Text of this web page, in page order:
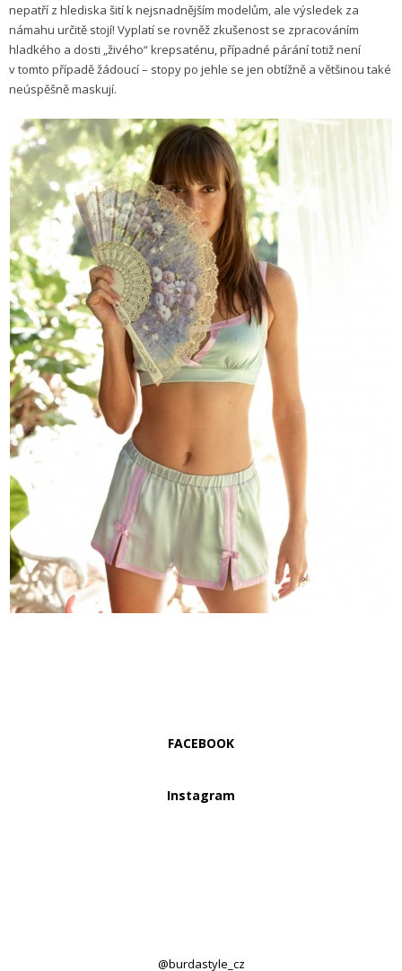
nepatří z hlediska šití k nejsnadnějším modelům, ale výsledek za
námahu určitě stojí! Vyplatí se rovněž zkušenost se zpracováním
hladkého a dosti „živého“ krepsaténu, případné párání totiž není
v tomto případě žádoucí – stopy po jehle se jen obtížně a většinou také
neúspěšně maskují.
FACEBOOK
Instagram
@burdastyle_cz